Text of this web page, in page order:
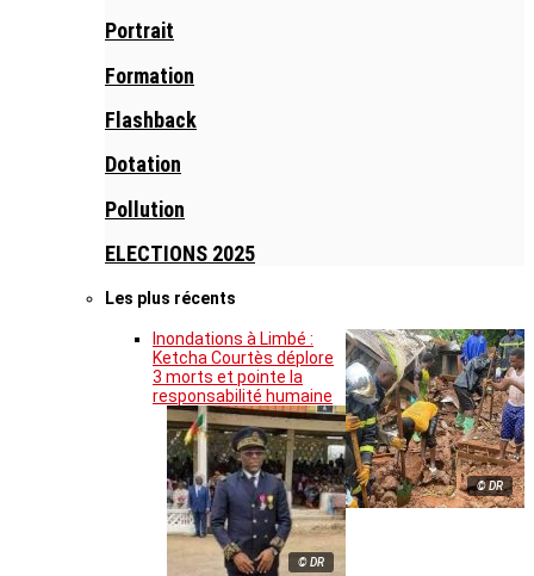
Portrait
Formation
Flashback
Dotation
Pollution
ELECTIONS 2025
Les plus récents
© DR
Inondations à Limbé :
Ketcha Courtès déplore
3 morts et pointe la
responsabilité humaine
© DR